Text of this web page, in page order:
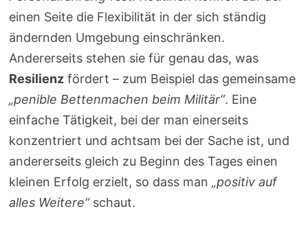
einen Seite die Flexibilität in der sich ständig
ändernden Umgebung einschränken.
Andererseits stehen sie für genau das, was
Resilienz fördert – zum Beispiel das gemeinsame
„penible Bettenmachen beim Militär“. Eine
einfache Tätigkeit, bei der man einerseits
konzentriert und achtsam bei der Sache ist, und
andererseits gleich zu Beginn des Tages einen
kleinen Erfolg erzielt, so dass man„positiv auf
alles Weitere“schaut.